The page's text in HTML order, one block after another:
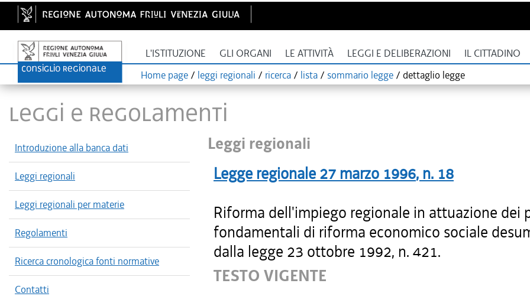
L'ISTITUZIONE GLI ORGANI LE ATTIVITÀ LEGGI E DELIBERAZIONI IL CITTADINO
Home page / leggi regionali / ricerca / lista / sommario legge / dettaglio legge
LEGGI E REGOLAMENTI
Introduzione alla banca dati
Leggi regionali
Leggi regionali per materie
Regolamenti
Ricerca cronologica fonti normative
Contatti
Leggi regionali
Legge regionale 27 marzo 1996, n. 18
Riforma dell'impiego regionale in attuazione dei
fondamentali di riforma economico sociale
dalla legge 23 ottobre 1992, n. 421.
TESTO VIGENTE